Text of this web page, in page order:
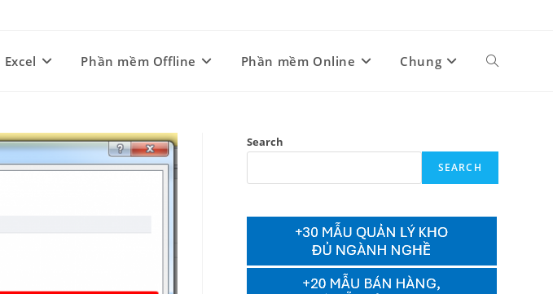
Phần mềm Offline Phần mềm Online Chung Toggle
search
Search
SEARCH